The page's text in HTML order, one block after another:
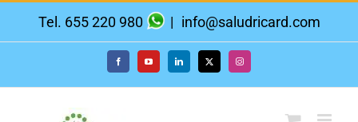
Tel. 655 220 980 | info@saludricard.com
FacebookYouTube LinkedIn X Instagram